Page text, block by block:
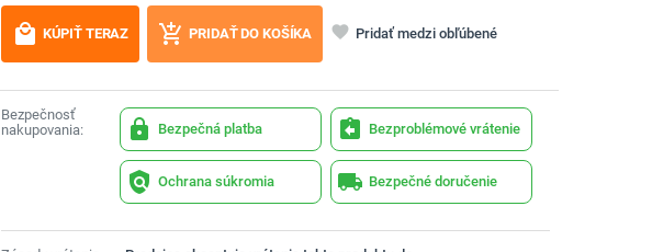
local_mall KÚPIŤ TERAZ add_shopping_cart PRIDAŤ DO KOŠÍKA favorite Pridať medzi obľúbené
Bezpečnosť
nakupovania:
lock Bezpečná platba assignment_return Bezproblémové vrátenie
policy Ochrana súkromia local_shipping Bezpečné doručenie